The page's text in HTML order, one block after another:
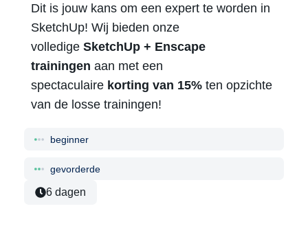
Dit is jouw kans om een expert te worden in
SketchUp! Wij bieden onze
volledige SketchUp + Enscape
trainingen aan met een
spectaculaire korting van 15% ten opzichte
van de losse trainingen!
beginner
gevorderde
6 dagen